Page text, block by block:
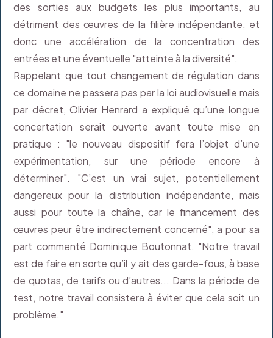
des sorties aux budgets les plus importants, au
détriment des œuvres de la filière indépendante, et
donc une accélération de la concentration des
entrées et une éventuelle "atteinte à la diversité".
Rappelant que tout changement de régulation dans
ce domaine ne passera pas par la loi audiovisuelle mais
par décret, Olivier Henrard a expliqué qu’une longue
concertation serait ouverte avant toute mise en
pratique : "le nouveau dispositif fera l’objet d’une
expérimentation, sur une période encore à
déterminer". "C’est un vrai sujet, potentiellement
dangereux pour la distribution indépendante, mais
aussi pour toute la chaîne, car le financement des
œuvres peur être indirectement concerné", a pour sa
part commenté Dominique Boutonnat. "Notre travail
est de faire en sorte qu’il y ait des garde-fous, à base
de quotas, de tarifs ou d’autres... Dans la période de
test, notre travail consistera à éviter que cela soit un
problème."